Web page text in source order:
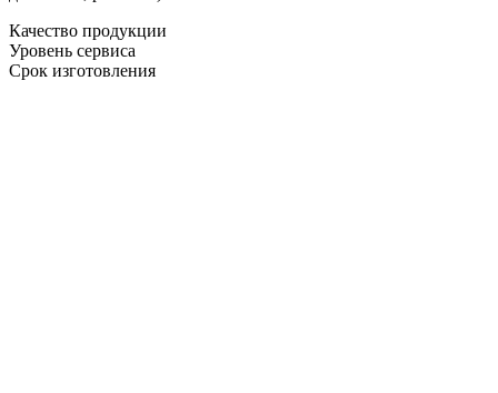
Качество продукции
Уровень сервиса
Срок изготовления